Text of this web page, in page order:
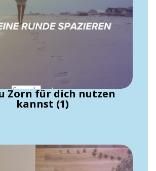
Zorn für dich nutzen
kannst (1)